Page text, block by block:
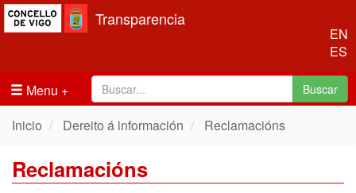
EN
ES
Transparencia
Menu Buscar
Inicio Dereito á información Reclamacións
Reclamacións